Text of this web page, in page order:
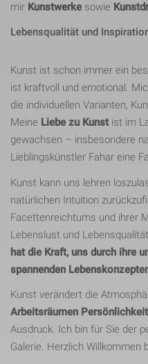
mir Kunstwerke sowie
Lebensqualität und
Kunst ist schon immer ein
ist kraftvoll und emotional.
die individuellen Varianten,
Meine Liebe zu Kunst ist im
gewachsen – insbesondere
Lieblingskünstler Fahar eine
Kunst kann uns lehren
natürlichen Intuition
Facettenreichtums und ihrer
Lebenslust und
hat die Kraft, uns durch ihre
spannenden
Kunst verändert die
Arbeitsräumen Persönlichkeit
Ausdruck. Ich bin für Sie der
Galerie. Herzlich Willkommen